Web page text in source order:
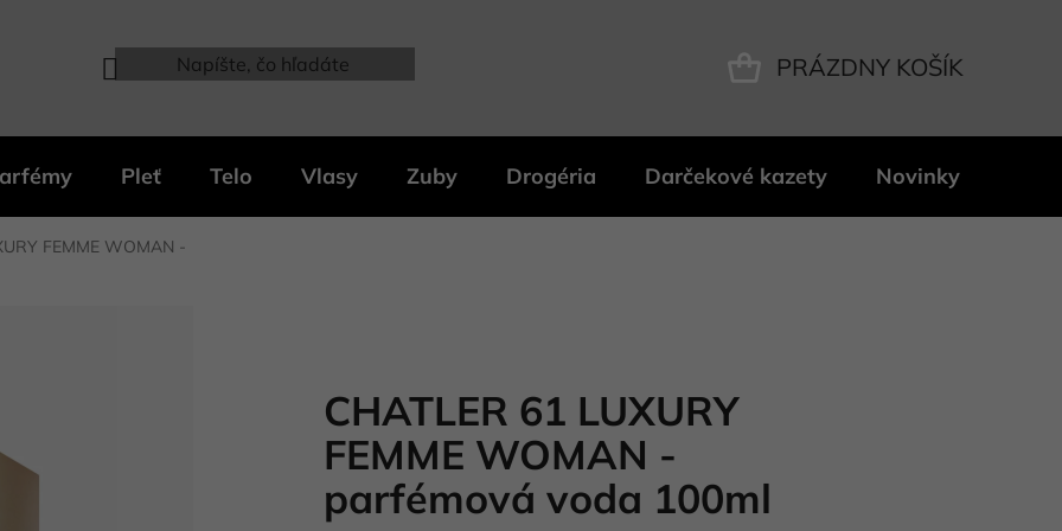
PRÁZDNY KOŠÍK
Pleť Telo Vlasy Zuby Drogéria Darčekové kazety Novinky
FEMME WOMAN -
CHATLER 61 LUXURY
FEMME WOMAN -
parfémová voda 100ml